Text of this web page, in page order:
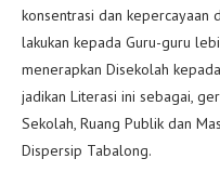
konsentrasi dan kepercayaan
lakukan kepada Guru-guru
menerapkan Disekolah
jadikan Literasi ini sebagai,
Sekolah, Ruang Publik dan
Dispersip Tabalong.